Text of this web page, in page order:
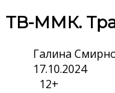
ТВ-ММК.
Галина
17.10.2024
12+